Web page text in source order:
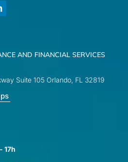
AND FINANCIAL SERVICES
Suite 105 Orlando, FL 32819
17h